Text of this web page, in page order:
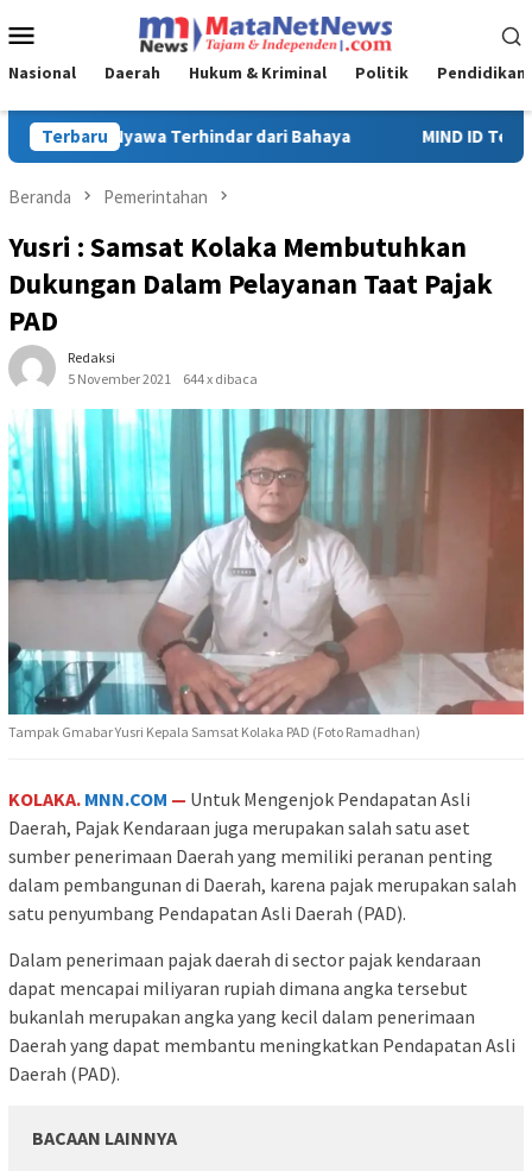
ke
Mobile
Nasional Daerah Hukum & Kriminal Politik Pendidikan
Terbaru
MIND ID Tegaskan Dukungan Penuh Bagi PT Vale di
Beranda Pemerintahan
Yusri : Samsat Kolaka Membutuhkan
Dukungan Dalam Pelayanan Taat Pajak
PAD
Redaksi
5 November 2021
644 x dibaca
Tampak Gmabar Yusri Kepala Samsat Kolaka PAD (Foto Ramadhan)
KOLAKA. MNN.COM — Untuk Mengenjok Pendapatan Asli
Daerah, Pajak Kendaraan juga merupakan salah satu aset
sumber penerimaan Daerah yang memiliki peranan penting
dalam pembangunan di Daerah, karena pajak merupakan salah
satu penyumbang Pendapatan Asli Daerah (PAD).
Dalam penerimaan pajak daerah di sector pajak kendaraan
dapat mencapai miliyaran rupiah dimana angka tersebut
bukanlah merupakan angka yang kecil dalam penerimaan
Daerah yang dapat membantu meningkatkan Pendapatan Asli
Daerah (PAD).
BACAAN LAINNYA